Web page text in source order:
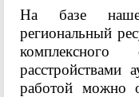
На базе
региональный
расстройствами
работой можно